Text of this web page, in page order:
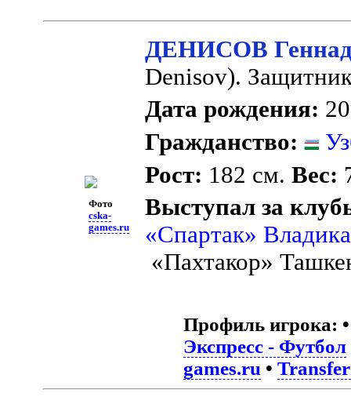
Фото
cska-
games.ru
ДЕНИСОВ
Denisov).
Дата рождения:
Гражданство:
Рост: 182 см. Вес:
Выступал за
«Спартак»
«Пахтакор»
Профиль игрока:
Экспресс - Футбол
games.ru •